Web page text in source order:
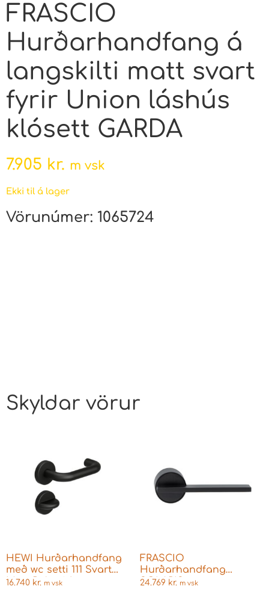
FRASCIO
Hurðarhandfang á
langskilti matt svart
fyrir Union láshús
klósett GARDA
7.905 kr. m vsk
Ekki til á lager
Vörunúmer: 1065724
Skyldar vörur
HEWI Hurðarhandfang
með wc setti 111 Svart
Matt Polymid
16.740 kr. m vsk
FRASCIO
Hurðarhandfang
SOLARIS m.
24.769 kr. m vsk